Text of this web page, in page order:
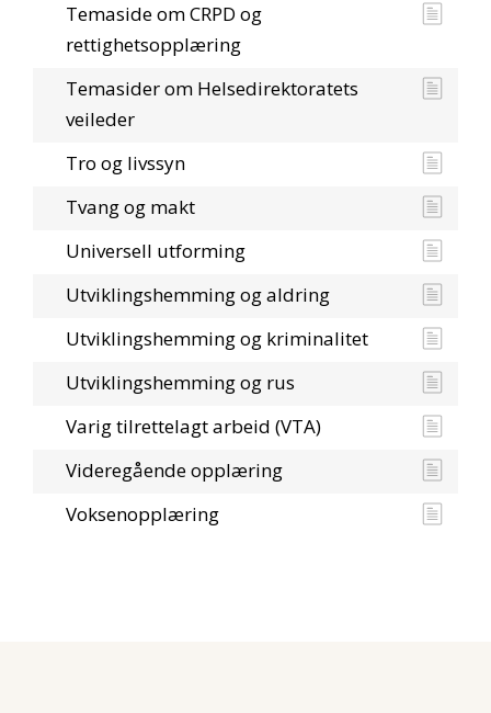
Temaside om CRPD og
rettighetsopplæring
Temasider om Helsedirektoratets
veileder
Tro og livssyn
Tvang og makt
Universell utforming
Utviklingshemming og aldring
Utviklingshemming og kriminalitet
Utviklingshemming og rus
Varig tilrettelagt arbeid (VTA)
Videregående opplæring
Voksenopplæring